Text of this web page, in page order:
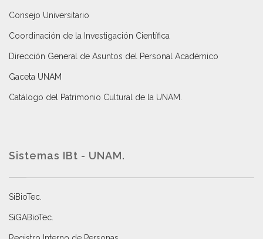
Consejo Universitario
Coordinación de la Investigación Científica
Dirección General de Asuntos del Personal Académico
Gaceta UNAM
Catálogo del Patrimonio Cultural de la UNAM.
Sistemas IBt - UNAM.
SiBioTec
SiGABioTec.